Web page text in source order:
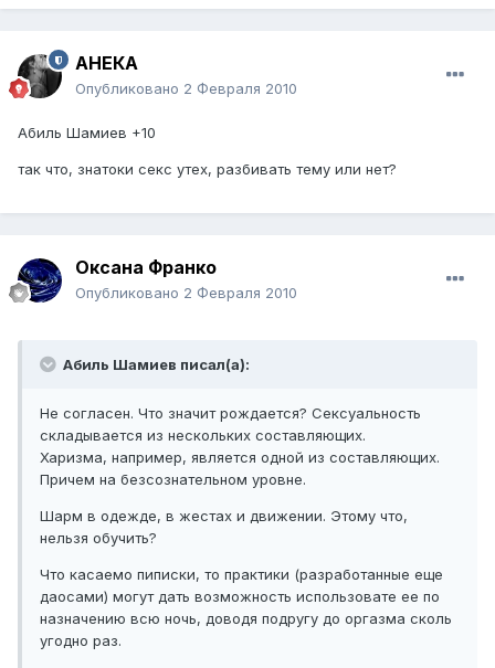
АНЕКА
Опубликовано 2 Февраля 2010
Абиль Шамиев +10
так что, знатоки секс утех, разбивать тему или нет?
Оксана Франко
Опубликовано 2 Февраля 2010
Абиль Шамиев писал(а):
Не согласен. Что значит рождается? Сексуальность
складывается из нескольких составляющих.
Харизма, например, является одной из составляющих.
Причем на безсознательном уровне.
Шарм в одежде, в жестах и движении. Этому что,
нельзя обучить?
Что касаемо пиписки, то практики (разработанные еще
даосами) могут дать возможность использовате ее по
назначению всю ночь, доводя подругу до оргазма сколь
угодно раз.